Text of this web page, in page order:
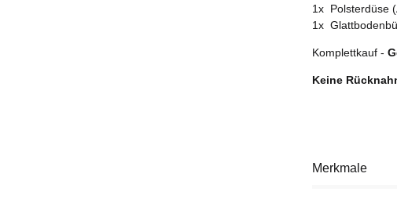
1x Polsterdüse
1x
Komplettkauf -
Keine
Merkmale